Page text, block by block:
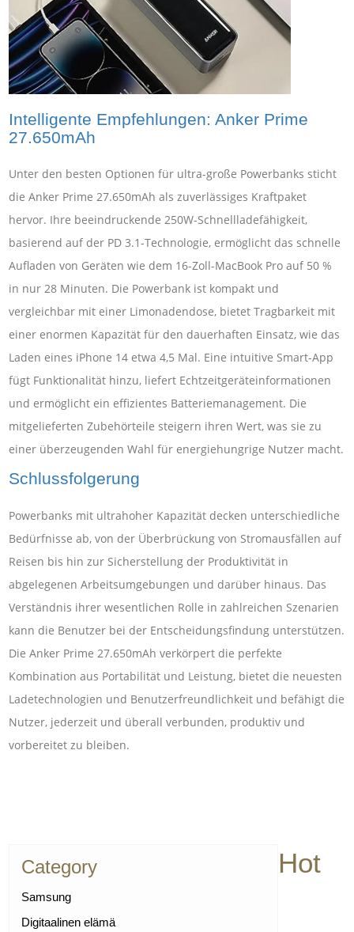
Intelligente Empfehlungen: Anker Prime
27.650mAh
Unter den besten Optionen für ultra-große Powerbanks sticht
die Anker Prime 27.650mAh als zuverlässiges Kraftpaket
hervor. Ihre beeindruckende 250W-Schnellladefähigkeit,
basierend auf der PD 3.1-Technologie, ermöglicht das schnelle
Aufladen von Geräten wie dem 16-Zoll-MacBook Pro auf 50 %
in nur 28 Minuten. Die Powerbank ist kompakt und
vergleichbar mit einer Limonadendose, bietet Tragbarkeit mit
einer enormen Kapazität für den dauerhaften Einsatz, wie das
Laden eines iPhone 14 etwa 4,5 Mal. Eine intuitive Smart-App
fügt Funktionalität hinzu, liefert Echtzeitgeräteinformationen
und ermöglicht ein effizientes Batteriemanagement. Die
mitgelieferten Zubehörteile steigern ihren Wert, was sie zu
einer überzeugenden Wahl für energiehungrige Nutzer macht.
Schlussfolgerung
Powerbanks mit ultrahoher Kapazität decken unterschiedliche
Bedürfnisse ab, von der Überbrückung von Stromausfällen auf
Reisen bis hin zur Sicherstellung der Produktivität in
abgelegenen Arbeitsumgebungen und darüber hinaus. Das
Verständnis ihrer wesentlichen Rolle in zahlreichen Szenarien
kann die Benutzer bei der Entscheidungsfindung unterstützen.
Die Anker Prime 27.650mAh verkörpert die perfekte
Kombination aus Portabilität und Leistung, bietet die neuesten
Ladetechnologien und Benutzerfreundlichkeit und befähigt die
Nutzer, jederzeit und überall verbunden, produktiv und
vorbereitet zu bleiben.
Category
Samsung
Digitaalinen elämä
Hot